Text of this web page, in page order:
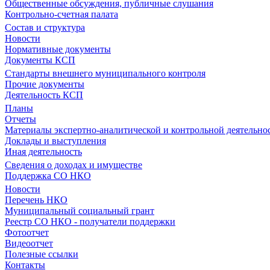
Общественные обсуждения, публичные слушания
Контрольно-счетная палата
Состав и структура
Новости
Нормативные документы
Документы КСП
Стандарты внешнего муниципального контроля
Прочие документы
Деятельность КСП
Планы
Отчеты
Материалы экспертно-аналитической и контрольной
Доклады и выступления
Иная деятельность
Сведения о доходах и имуществе
Поддержка СО НКО
Новости
Перечень НКО
Муниципальный социальный грант
Реестр СО НКО - получатели поддержки
Фотоотчет
Видеоотчет
Полезные ссылки
Контакты